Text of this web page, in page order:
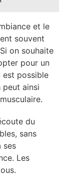
et le
souvent
on souhaite
pour un
est possible
peut ainsi
du
sans
ses
Les